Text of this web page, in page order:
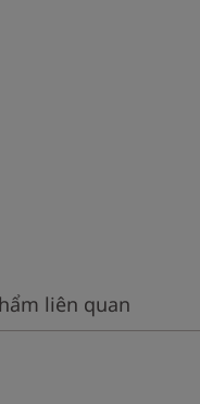
liên quan